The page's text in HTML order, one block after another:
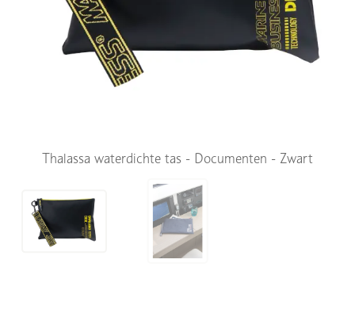
Thalassa waterdichte tas - Documenten - Zwart